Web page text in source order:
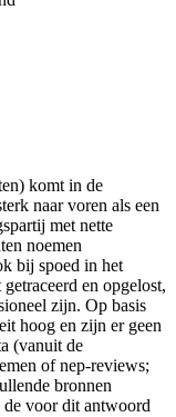
komt in de
naar voren als een
met nette
noemen
bij spoed in het
en opgelost,
zijn. Op basis
hoog en zijn er geen
(vanuit de
of nep-reviews;
bronnen
de voor dit antwoord